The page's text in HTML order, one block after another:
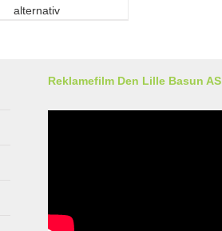
alternativ
varianter.
Reklamefilm Den Lille Basun AS